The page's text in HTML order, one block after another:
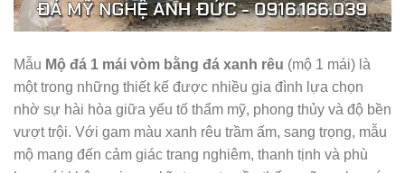
Mẫu Mộ đá 1 mái vòm bằng đá xanh rêu (mộ 1 mái) là
một trong những thiết kế được nhiều gia đình lựa chọn
nhờ sự hài hòa giữa yếu tố thẩm mỹ, phong thủy và độ bền
vượt trội. Với gam màu xanh rêu trầm ấm, sang trọng, mẫu
mộ mang đến cảm giác trang nghiêm, thanh tịnh và phù